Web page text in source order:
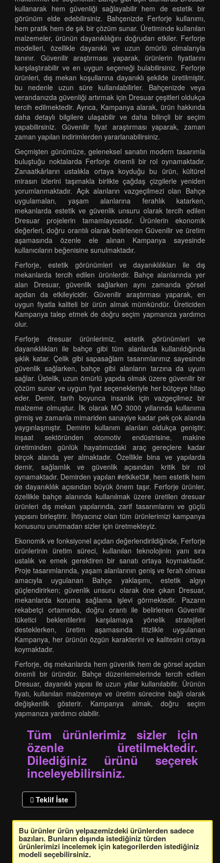
kullanarak hem güvenliği sağlayabilir hem de estetik bir
görünüm elde edebilirsiniz. Bahçenizde Ferforje kullanımı,
hem pratik hem de şık bir çözüm sunar. Üretiminde kullanılan
malzemeler, ürünün dayanıklılığını doğrudan etkiler. Ferforje
modelleri, özellikle dayanıklı ve uzun ömürlü olmalarıyla
tanınır. Güvenilir araştırması yaparak, ürünlerin fiyatlarını
karşılaştırabilir ve en uygun seçeneği bulabilirsiniz. Ferforje
ürünleri, dış mekan koşullarına dayanıklı şekilde üretilmiştir,
bu nedenle uzun süre kullanılabilirler. Bahçenizde veya
verandanızda güvenliği artırmak için Dresuar çeşitleri oldukça
tercih edilmektedir. Ayrıca, Kampanya alarak, ürün hakkında
daha detaylı bilgilere ulaşabilir ve daha bilinçli bir seçim
yapabilirsiniz. Güvenilir fiyat araştırması yaparak, zaman
zaman yapılan indirimlerden yararlanabilirsiniz.
Geçmişten günümüze, geleneksel sanatın modern tasarımla
buluştuğu noktalarda Ferforje önemli bir rol oynamaktadır.
Zanaatkârların ustalıkla ortaya koyduğu bu ürün, kültürel
mirasın izlerini taşımakla birlikte çağdaş çizgilerle yeniden
yorumlanmaktadır. Açık alanların vazgeçilmezi olan Bahçe
uygulamaları, yaşam alanlarına ferahlık katarken,
mekanlarda estetik ve güvenlik unsuru olarak tercih edilen
Dresuar projelerin tamamlayıcısıdır. Ürünlerin ekonomik
değerleri, doğru orantılı olarak belirlenen Güvenilir ve üretim
aşamasında özenle ele alınan Kampanya sayesinde
kullanıcıların beğenisine sunulmaktadır.
Ferforje, estetik görünümleri ve dayanıklılıkları ile dış
mekanlarda tercih edilen ürünlerdir. Bahçe alanlarında yer
alan Dresuar, güvenlik sağlarken aynı zamanda görsel
açıdan da etkileyicidir. Güvenilir araştırması yaparak, en
uygun fiyatla kaliteli bir ürün almak mümkündür. Üreticiden
Kampanya talep etmek de doğru seçim yapmanıza yardımcı
olur.
Ferforje dresuar ürünlerimiz, estetik görünümleri ve
dayanıklılıkları ile bahçe gibi tüm alanlarda kullanıldığında
şıklık katar. Çelik gibi sapasağlam tasarımlarımız sayesinde
güvenlik sağlarken, bahçe gibi alanların tarzına da uyum
sağlar. Üstelik, uzun ömürlü yapıda olmak üzere güvenilir bir
çözüm sunar ve uygun fiyat seçenekleriyle her bütçeye hitap
eder. Demir, tarih boyunca insanlık için vazgeçilmez bir
malzeme olmuştur. İlk olarak MÖ 3000 yıllarında kullanıma
girmiş ve zamanla mimariden sanayiye kadar pek çok alanda
yaygınlaşmıştır. Demirin kullanım alanları oldukça geniştir;
inşaat sektöründen otomotiv endüstrisine, makine
üretiminden günlük hayatımızdaki araç gereçlere kadar
birçok alanda yer almaktadır. Özellikle bina ve yapılarda
demir, sağlamlık ve güvenlik açısından kritik bir rol
oynamaktadır. Demirden yapılan #etkiket3#, hem estetik hem
de dayanıklılık açısından büyük önem taşır. Ferforje ürünler,
özellikle bahçe alanında kullanılmak üzere üretilen dresuar
ürünleri dış mekan yapılarında, zarif tasarımlarını ve güçlü
yapısını birleştirir. İhtiyacınız olan tüm ürünlerimizi kampanya
konusunu unutmadan sizler için üretmekteyiz.
Ekonomik ve fonksiyonel açıdan değerlendirildiğinde, Ferforje
ürünlerinin üretim süreci, kullanılan teknolojinin yanı sıra
ustalık ve emek gerektiren bir sanatı ortaya koymaktadır.
Proje tasarımlarında, yaşam alanlarının geniş ve ferah olması
amacıyla uygulanan Bahçe yaklaşımı, estetik algıyı
güçlendirirken; güvenlik unsuru olarak öne çıkan Dresuar,
mekanlarda koruma sağlama işlevi görmektedir. Pazarın
rekabetçi ortamında, doğru orantı ile belirlenen Güvenilir
tüketici beklentilerini karşılamaya yönelik stratejileri
desteklerken, üretim aşamasında titizlikle uygulanan
Kampanya, her ürünün özgün karakterini ve kalitesini ortaya
koymaktadır.
Ferforje, dış mekanlarda hem güvenlik hem de görsel açıdan
önemli bir üründür. Bahçe düzenlemelerinde tercih edilen
Dresuar, dayanıklı yapısı ile uzun yıllar kullanılabilir. Ürünün
fiyatı, kullanılan malzemeye ve üretim sürecine bağlı olarak
değişkenlik gösterir. Kampanya almak, doğru seçim
yapmanıza yardımcı olabilir.
Tüm ürünlerimiz sizler için
özenle üretilmektedir.
Dilediğiniz ürünü seçerek
inceleyebilirsiniz.
Teklif İste
Bu ürünler ürün yelpazemizdeki ürünlerden sadece
bazıları. Bunların dışında istediğiniz türden
ürünlerimizi incelemek için kategorilerden istediğiniz
modeli seçebilirsiniz.